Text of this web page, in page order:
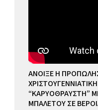
ΑΝΟΙΞΕ Η
“ΚΑΡΥΟΘΡΑΥΣΤΗ”
ΜΠΑΛΕΤΟΥ ΣΕ